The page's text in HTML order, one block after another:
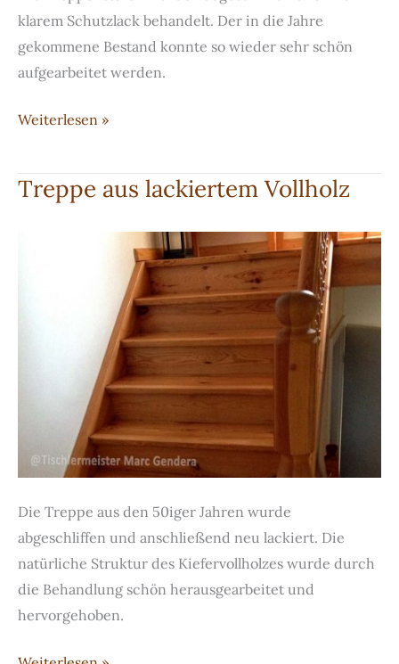
klarem Schutzlack behandelt. Der in die Jahre
gekommene Bestand konnte so wieder sehr schön
aufgearbeitet werden.
Restaurierte
Treppe
Weiterlesen »
Treppe aus lackiertem Vollholz
Die Treppe aus den 50iger Jahren wurde
abgeschliffen und anschließend neu lackiert. Die
natürliche Struktur des Kiefervollholzes wurde durch
die Behandlung schön herausgearbeitet und
hervorgehoben.